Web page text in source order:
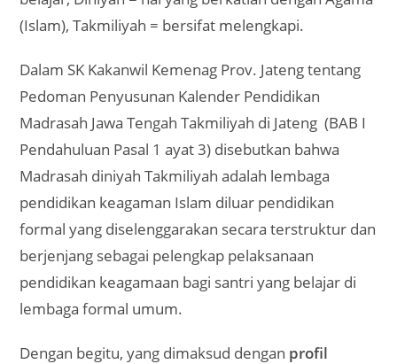
(Islam), Takmiliyah = bersifat melengkapi.
Dalam SK Kakanwil Kemenag Prov. Jateng tentang
Pedoman Penyusunan Kalender Pendidikan
Madrasah Jawa Tengah Takmiliyah di Jateng (BAB I
Pendahuluan Pasal 1 ayat 3) disebutkan bahwa
Madrasah diniyah Takmiliyah adalah lembaga
pendidikan keagaman Islam diluar pendidikan
formal yang diselenggarakan secara terstruktur dan
berjenjang sebagai pelengkap pelaksanaan
pendidikan keagamaan bagi santri yang belajar di
lembaga formal umum.
Dengan begitu, yang dimaksud dengan profil